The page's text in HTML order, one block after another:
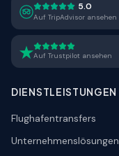
5.0
Auf TripAdvisor ansehen
Auf Trustpilot ansehen
DIENSTLEISTUNGEN
Flughafentransfers
Unternehmenslösungen